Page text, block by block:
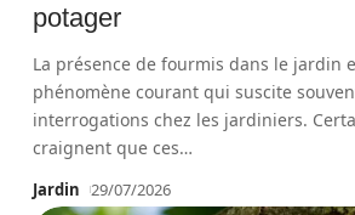
potager
La présence de fourmis dans le jardin
phénomène courant qui suscite
interrogations chez les jardiniers.
craignent que ces…
Jardin 29/07/2026